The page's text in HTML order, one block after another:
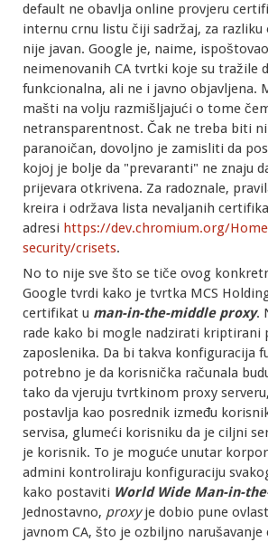
default ne obavlja online provjeru
internu crnu listu čiji sadržaj, za razliku
nije javan. Google je, naime,
neimenovanih CA tvrtki koje su tražile
funkcionalna, ali ne i javno objavljena.
mašti na volju razmišljajući o tome
netransparentnost. Čak ne treba biti
paranoičan, dovoljno je zamisliti da
kojoj je bolje da "prevaranti" ne znaju
prijevara otkrivena. Za radoznale,
kreira i održava lista nevaljanih
adresi https://dev.chromium.org/
security/crisets.
No to nije sve što se tiče ovog
Google tvrdi kako je tvrtka MCS
certifikat u man-in-the-middle proxy.
rade kako bi mogle nadzirati kriptirani
zaposlenika. Da bi takva konfiguracija
potrebno je da korisnička računala
tako da vjeruju tvrtkinom proxy
postavlja kao posrednik između
servisa, glumeći korisniku da je ciljni
je korisnik. To je moguće unutar
admini kontroliraju konfiguraciju
kako postaviti World Wide Man-in-
Jednostavno, proxyje dobio pune
javnom CA, što je ozbiljno narušavanje